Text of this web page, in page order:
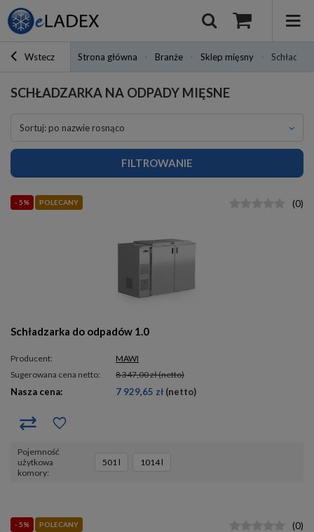
Wstecz Strona główna Branże Sklep mięsny
SCHŁADZARKA NA ODPADY MIĘSNE
sortuj: po nazwie rosnąco
FILTROWANIE
- 5% POLECANY
Schładzarka do odpadów 1.0
Producent:
MAWI
Sugerowana cena netto:
8 347,00 zł(netto)
Nasza cena: 7 929,65 zł (netto)
(0)
pojemność
użytkowa
komory
501 l 1014 l
- 5% POLECANY (0)